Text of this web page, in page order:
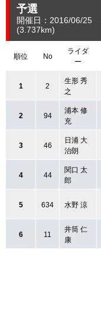
予選
開催日：2016/06/25
(3.737km)
順位 No
ライダ
ー
1 2
生形 秀
之
2 94
浦本 修
充
3 46
日浦 大
治朗
4 44
関口 太
郎
5 634 水野 涼
6 11
井筒 仁
康